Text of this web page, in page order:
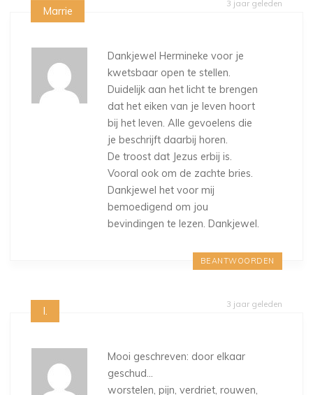
3 jaar geleden
Marrie
Dankjewel Hermineke voor je
kwetsbaar open te stellen.
Duidelijk aan het licht te brengen
dat het eiken van je leven hoort
bij het leven. Alle gevoelens die
je beschrijft daarbij horen.
De troost dat Jezus erbij is.
Vooral ook om de zachte bries.
Dankjewel het voor mij
bemoedigend om jou
bevindingen te lezen. Dankjewel.
BEANTWOORDEN
3 jaar geleden
I.
Mooi geschreven: door elkaar
geschud…
worstelen, pijn, verdriet, rouwen,